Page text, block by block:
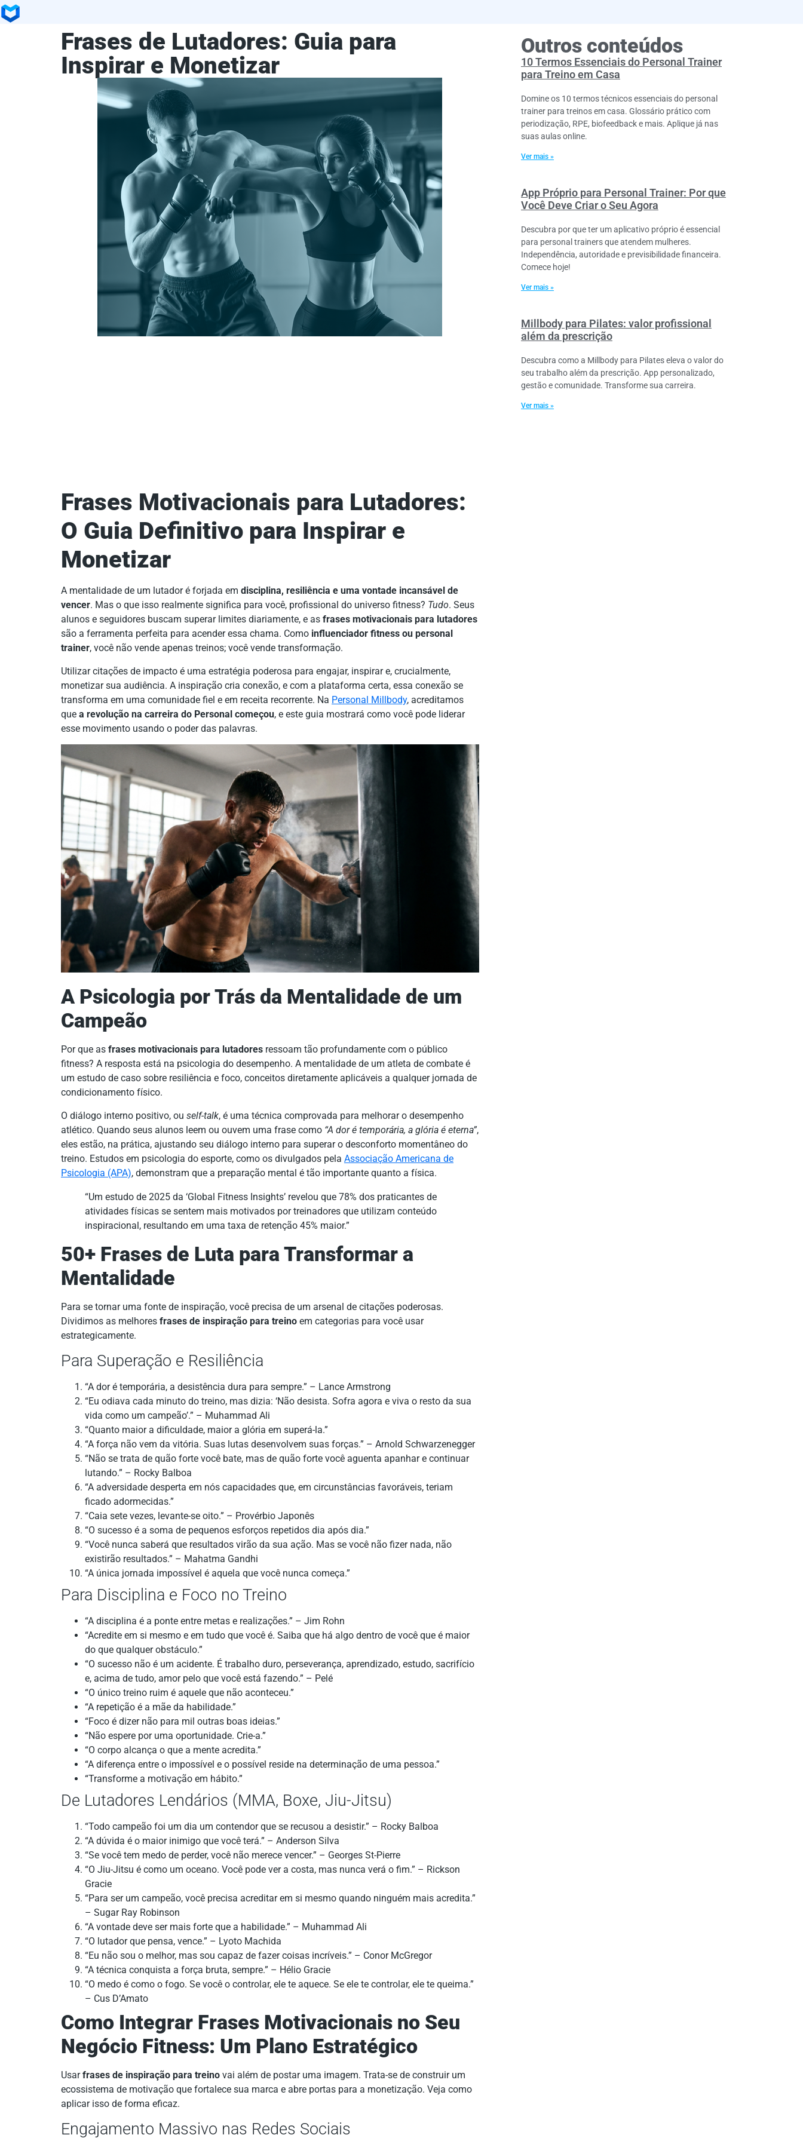
Frases de Lutadores: Guia para
Inspirar e Monetizar
Frases Motivacionais para Lutadores:
O Guia Definitivo para Inspirar e
Monetizar
A mentalidade de um lutador é forjada em disciplina, resiliência e uma vontade incansável de
vencer. Mas o que isso realmente significa para você, profissional do universo fitness? Tudo. Seus
alunos e seguidores buscam superar limites diariamente, e as frases motivacionais para lutadores
são a ferramenta perfeita para acender essa chama. Como influenciador fitness ou personal
trainer, você não vende apenas treinos; você vende transformação.
Utilizar citações de impacto é uma estratégia poderosa para engajar, inspirar e, crucialmente,
monetizar sua audiência. A inspiração cria conexão, e com a plataforma certa, essa conexão se
transforma em uma comunidade fiel e em receita recorrente. Na Personal Millbody, acreditamos
que a revolução na carreira do Personal começou, e este guia mostrará como você pode liderar
esse movimento usando o poder das palavras.
A Psicologia por Trás da Mentalidade de um
Campeão
Por que as frases motivacionais para lutadores ressoam tão profundamente com o público
fitness? A resposta está na psicologia do desempenho. A mentalidade de um atleta de combate é
um estudo de caso sobre resiliência e foco, conceitos diretamente aplicáveis a qualquer jornada de
condicionamento físico.
O diálogo interno positivo, ou self-talk, é uma técnica comprovada para melhorar o desempenho
atlético. Quando seus alunos leem ou ouvem uma frase como “A dor é temporária, a glória é eterna”,
eles estão, na prática, ajustando seu diálogo interno para superar o desconforto momentâneo do
treino. Estudos em psicologia do esporte, como os divulgados pela Associação Americana de
Psicologia (APA), demonstram que a preparação mental é tão importante quanto a física.
“Um estudo de 2025 da ‘Global Fitness Insights’ revelou que 78% dos praticantes de
atividades físicas se sentem mais motivados por treinadores que utilizam conteúdo
inspiracional, resultando em uma taxa de retenção 45% maior.”
50+ Frases de Luta para Transformar a
Mentalidade
Para se tornar uma fonte de inspiração, você precisa de um arsenal de citações poderosas.
Dividimos as melhores frases de inspiração para treino em categorias para você usar
estrategicamente.
Para Superação e Resiliência
“A dor é temporária, a desistência dura para sempre.” – Lance Armstrong
“Eu odiava cada minuto do treino, mas dizia: ‘Não desista. Sofra agora e viva o resto da sua
vida como um campeão’.” – Muhammad Ali
“Quanto maior a dificuldade, maior a glória em superá-la.”
“A força não vem da vitória. Suas lutas desenvolvem suas forças.” – Arnold Schwarzenegger
“Não se trata de quão forte você bate, mas de quão forte você aguenta apanhar e continuar
lutando.” – Rocky Balboa
“A adversidade desperta em nós capacidades que, em circunstâncias favoráveis, teriam
ficado adormecidas.”
“Caia sete vezes, levante-se oito.” – Provérbio Japonês
“O sucesso é a soma de pequenos esforços repetidos dia após dia.”
“Você nunca saberá que resultados virão da sua ação. Mas se você não fizer nada, não
existirão resultados.” – Mahatma Gandhi
“A única jornada impossível é aquela que você nunca começa.”
Para Disciplina e Foco no Treino
“A disciplina é a ponte entre metas e realizações.” – Jim Rohn
“Acredite em si mesmo e em tudo que você é. Saiba que há algo dentro de você que é maior
do que qualquer obstáculo.”
“O sucesso não é um acidente. É trabalho duro, perseverança, aprendizado, estudo, sacrifício
e, acima de tudo, amor pelo que você está fazendo.” – Pelé
“O único treino ruim é aquele que não aconteceu.”
“A repetição é a mãe da habilidade.”
“Foco é dizer não para mil outras boas ideias.”
“Não espere por uma oportunidade. Crie-a.”
“O corpo alcança o que a mente acredita.”
“A diferença entre o impossível e o possível reside na determinação de uma pessoa.”
“Transforme a motivação em hábito.”
De Lutadores Lendários (MMA, Boxe, Jiu-Jitsu)
“Todo campeão foi um dia um contendor que se recusou a desistir.” – Rocky Balboa
“A dúvida é o maior inimigo que você terá.” – Anderson Silva
“Se você tem medo de perder, você não merece vencer.” – Georges St-Pierre
“O Jiu-Jitsu é como um oceano. Você pode ver a costa, mas nunca verá o fim.” – Rickson
Gracie
“Para ser um campeão, você precisa acreditar em si mesmo quando ninguém mais acredita.”
– Sugar Ray Robinson
“A vontade deve ser mais forte que a habilidade.” – Muhammad Ali
“O lutador que pensa, vence.” – Lyoto Machida
“Eu não sou o melhor, mas sou capaz de fazer coisas incríveis.” – Conor McGregor
“A técnica conquista a força bruta, sempre.” – Hélio Gracie
“O medo é como o fogo. Se você o controlar, ele te aquece. Se ele te controlar, ele te queima.”
– Cus D’Amato
Como Integrar Frases Motivacionais no Seu
Negócio Fitness: Um Plano Estratégico
Usarfrases de inspiração para treino vai além de postar uma imagem. Trata-se de construir um
ecossistema de motivação que fortalece sua marca e abre portas para a monetização. Veja como
aplicar isso de forma eficaz.
Engajamento Massivo nas Redes Sociais
Outros conteúdos
10 Termos Essenciais do Personal Trainer
para Treino em Casa
Domine os 10 termos técnicos essenciais do personal
trainer para treinos em casa. Glossário prático com
periodização, RPE, biofeedback e mais. Aplique já nas
suas aulas online.
Ver mais »
App Próprio para Personal Trainer: Por que
Você Deve Criar o Seu Agora
Descubra por que ter um aplicativo próprio é essencial
para personal trainers que atendem mulheres.
Independência, autoridade e previsibilidade financeira.
Comece hoje!
Ver mais »
Millbody para Pilates: valor profissional
além da prescrição
Descubra como a Millbody para Pilates eleva o valor do
seu trabalho além da prescrição. App personalizado,
gestão e comunidade. Transforme sua carreira.
Ver mais »